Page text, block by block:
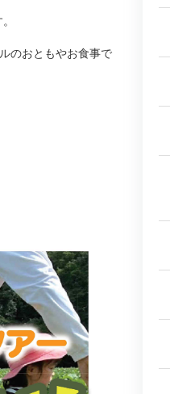
のおともやお食事で